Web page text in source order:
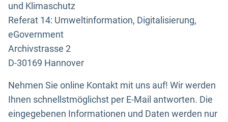
und Klimaschutz
Referat 14: Umweltinformation, Digitalisierung,
eGovernment
Archivstrasse 2
D-30169 Hannover
Nehmen Sie online Kontakt mit uns auf! Wir werden
Ihnen schnellstmöglichst per E-Mail antworten. Die
eingegebenen Informationen und Daten werden nur